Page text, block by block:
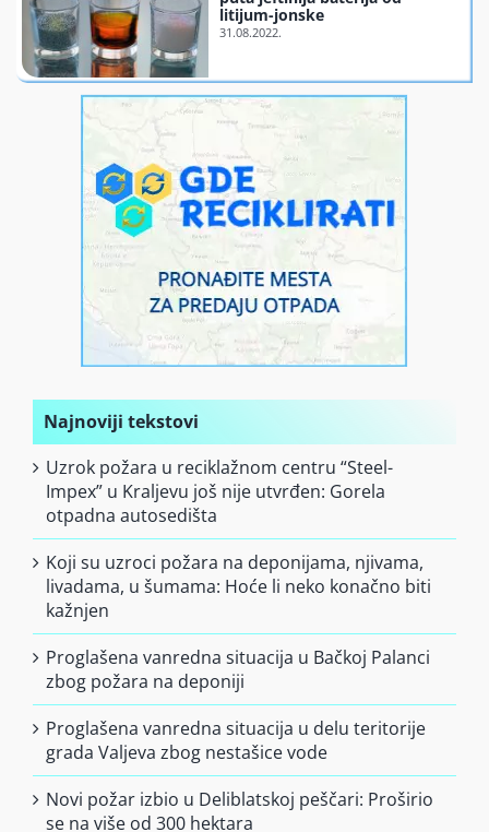
Finansiranje
O nama
litijum-jonske
Najnoviji tekstovi
Uzrok požara u reciklažnom centru “Steel-
Impex” u Kraljevu još nije utvrđen: Gorela
otpadna autosedišta
Koji su uzroci požara na deponijama, njivama,
livadama, u šumama: Hoće li neko konačno biti
kažnjen
Proglašena vanredna situacija u Bačkoj Palanci
zbog požara na deponiji
Proglašena vanredna situacija u delu teritorije
grada Valjeva zbog nestašice vode
Novi požar izbio u Deliblatskoj peščari: Proširio
se na više od 300 hektara